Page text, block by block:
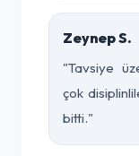
Zeynep S.
"Tavsiye
çok
bitti."